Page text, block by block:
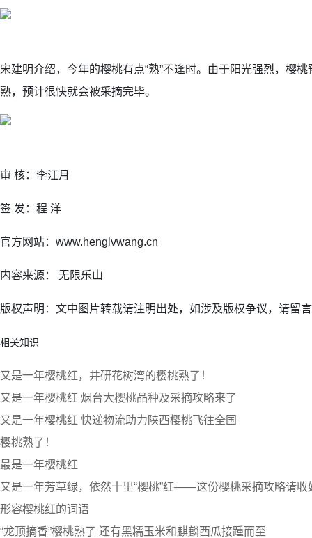
宋建明介绍，今年的樱桃有点“熟”不逢时。由于阳光强烈，樱
熟，预计很快就会被采摘完毕。
审 核：李江月
签 发：程 洋
官方网站：www.henglvwang.cn
内容来源： 无限乐山
版权声明：文中图片转载请注明出处，如涉及版权争议，请留
相关知识
又是一年樱桃红，井研花树湾的樱桃熟了！
又是一年樱桃红 烟台大樱桃品种及采摘攻略来了
又是一年樱桃红 快递物流助力陕西樱桃飞往全国
樱桃熟了！
最是一年樱桃红
又是一年芳草绿，依然十里“樱桃”红——这份樱桃采摘攻略请收
形容樱桃红的词语
“龙顶摘香”樱桃熟了 还有黑糯玉米和麒麟西瓜接踵而至